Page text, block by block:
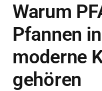
Warum
Pfannen
moderne
gehören